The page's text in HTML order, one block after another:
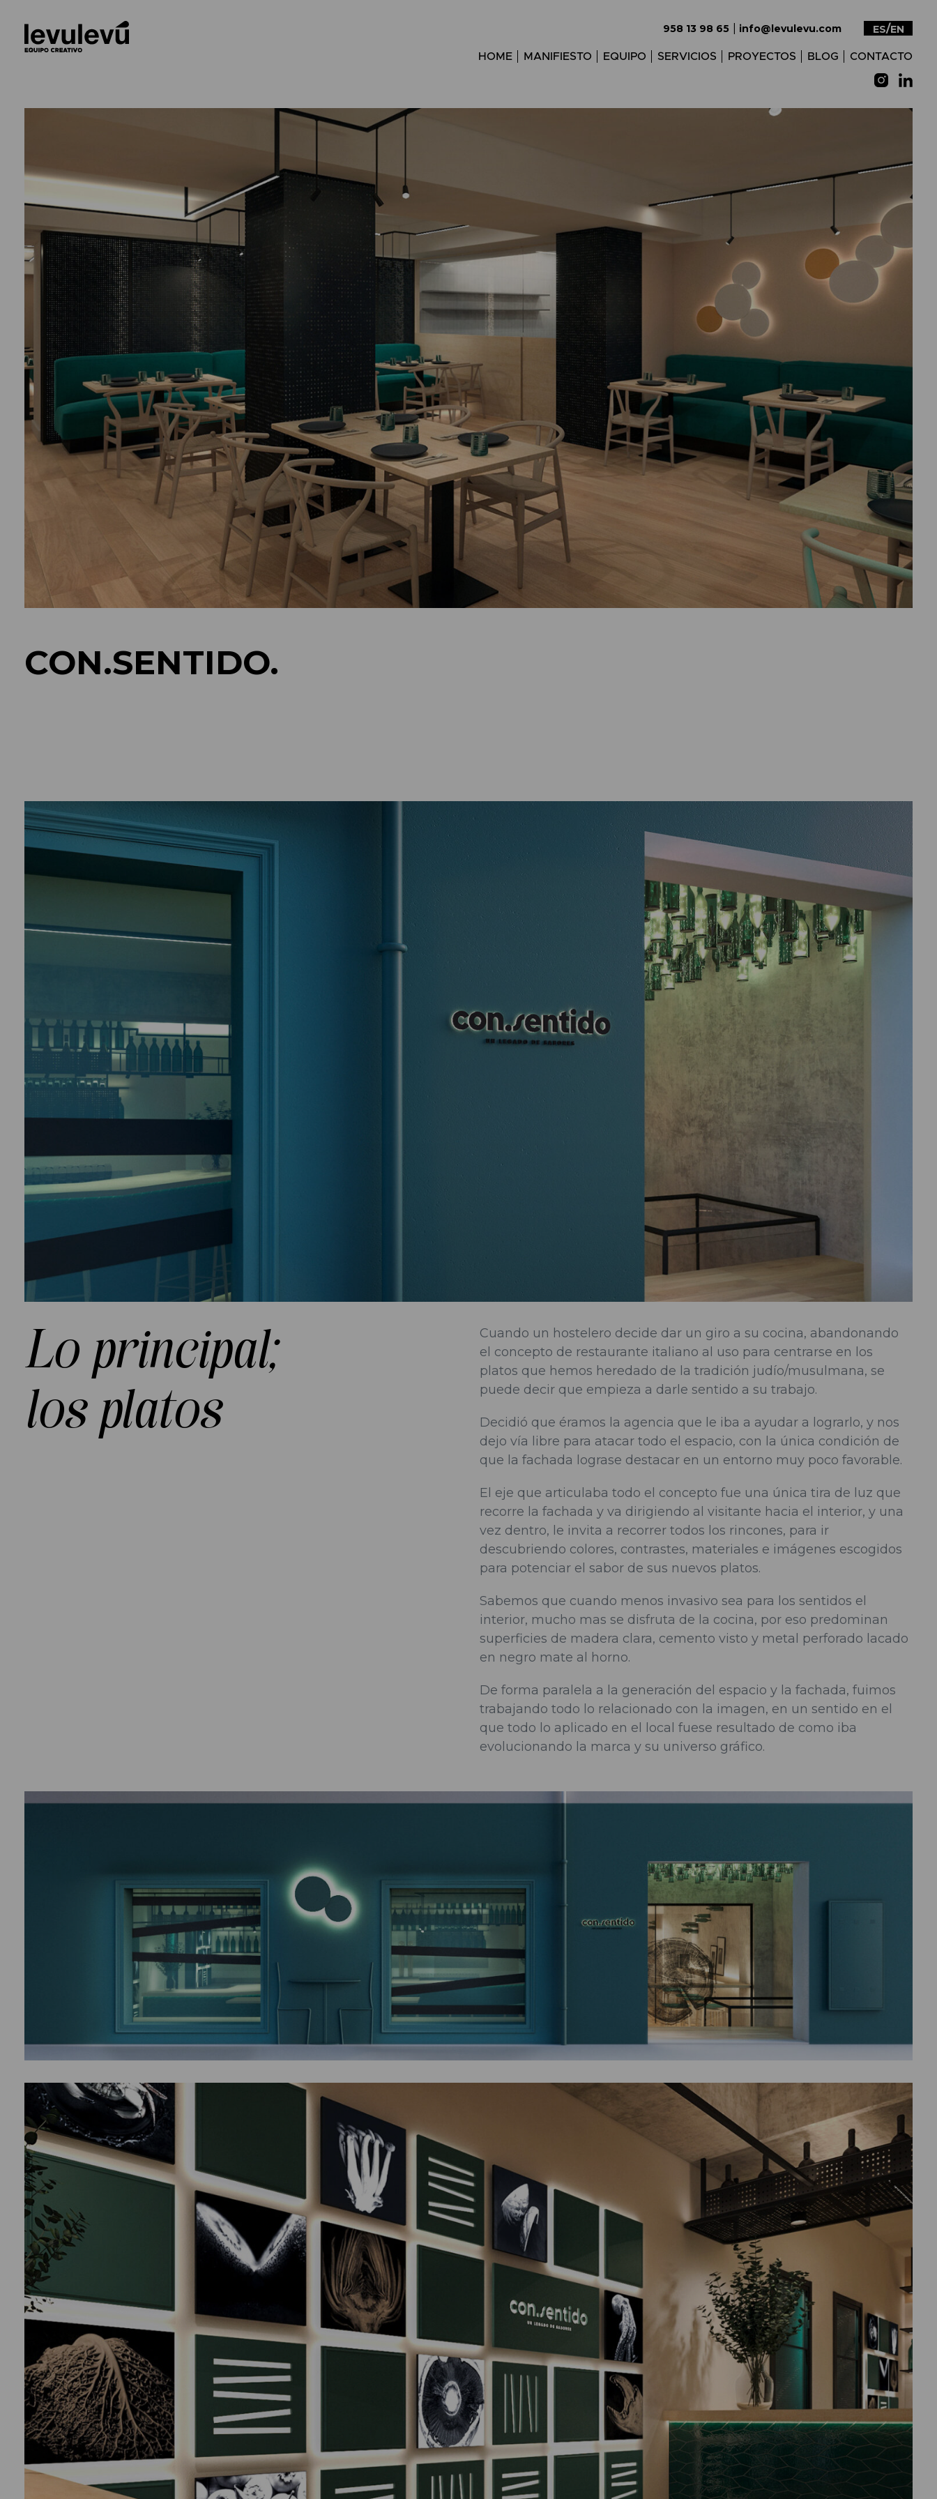
958 13 98 65 info@levulevu.com ES EN
HOME MANIFIESTO EQUIPO SERVICIOS PROYECTOS BLOG CONTACTO
CON.SENTIDO.
Lo principal;
los platos
Cuando un hostelero decide dar un giro a su cocina, abandonando
el concepto de restaurante italiano al uso para centrarse en los
platos que hemos heredado de la tradición judío/musulmana, se
puede decir que empieza a darle sentido a su trabajo.
Decidió que éramos la agencia que le iba a ayudar a lograrlo, y nos
dejo vía libre para atacar todo el espacio, con la única condición de
que la fachada lograse destacar en un entorno muy poco favorable.
El eje que articulaba todo el concepto fue una única tira de luz que
recorre la fachada y va dirigiendo al visitante hacia el interior, y una
vez dentro, le invita a recorrer todos los rincones, para ir
descubriendo colores, contrastes, materiales e imágenes escogidos
para potenciar el sabor de sus nuevos platos.
Sabemos que cuando menos invasivo sea para los sentidos el
interior, mucho mas se disfruta de la cocina, por eso predominan
superficies de madera clara, cemento visto y metal perforado lacado
en negro mate al horno.
De forma paralela a la generación del espacio y la fachada, fuimos
trabajando todo lo relacionado con la imagen, en un sentido en el
que todo lo aplicado en el local fuese resultado de como iba
evolucionando la marca y su universo gráfico.